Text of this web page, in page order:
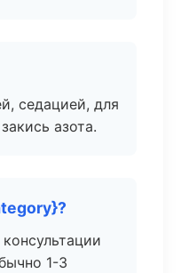
седацией, для
азота.
1-3